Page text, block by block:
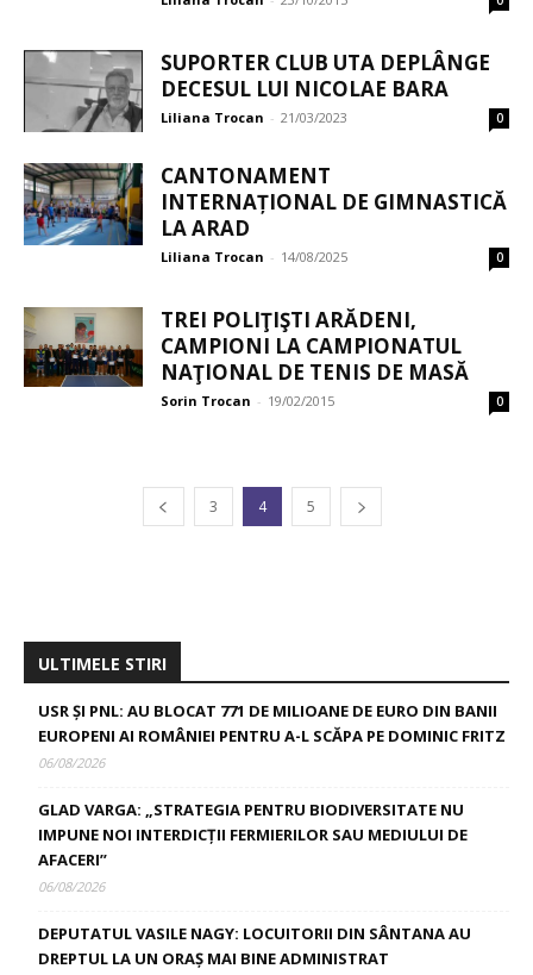
SUPORTER CLUB UTA DEPLÂNGE
DECESUL LUI NICOLAE BARA
Liliana Trocan - 21/03/2023 0
CANTONAMENT
INTERNAȚIONAL DE GIMNASTICĂ
LA ARAD
Liliana Trocan - 14/08/2025 0
TREI POLIŢIŞTI ARĂDENI,
CAMPIONI LA CAMPIONATUL
NAŢIONAL DE TENIS DE MASĂ
Sorin Trocan - 19/02/2015 0
3 4 5
ULTIMELE STIRI
USR ȘI PNL: AU BLOCAT 771 DE MILIOANE DE EURO DIN BANII
EUROPENI AI ROMÂNIEI PENTRU A-L SCĂPA PE DOMINIC FRITZ
06/08/2026
GLAD VARGA: „STRATEGIA PENTRU BIODIVERSITATE NU
IMPUNE NOI INTERDICȚII FERMIERILOR SAU MEDIULUI DE
AFACERI”
06/08/2026
DEPUTATUL VASILE NAGY: LOCUITORII DIN SÂNTANA AU
DREPTUL LA UN ORAȘ MAI BINE ADMINISTRAT